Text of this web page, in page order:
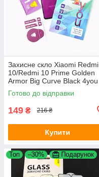
Захисне скло Xiaomi Redmi
10/Redmi 10 Prime Golden
Armor Big Curve Black 4you
Готово до відправки
149 ₴ 216 ₴
Купити
Топ –30% Подарунок